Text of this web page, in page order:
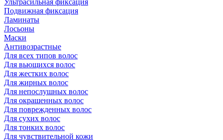
Ультрасильная фиксация
Подвижная фиксация
Ламинаты
Лосьоны
Маски
Антивозрастные
Для всех типов волос
Для вьющихся волос
Для жестких волос
Для жирных волос
Для непослушных волос
Для окрашенных волос
Для поврежденных волос
Для сухих волос
Для тонких волос
Для чувствительной кожи